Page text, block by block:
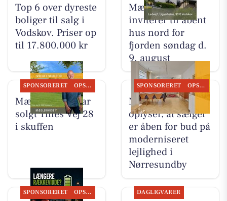
Top 6 over dyreste
boliger til salg i
Vodskov. Priser op
til 17.800.000 kr
Mæglerhuset
inviterer til åbent
hus nord for
fjorden søndag d.
9. august
SPONSORERET OPSLAGSTAVLEN
Mæglerhuset har
solgt Tines Vej 28
i skuffen
SPONSORERET OPSLAGSTAVLEN
Mæglerhuset
oplyser, at sælger
er åben for bud på
moderniseret
lejlighed i
Nørresundby
SPONSORERET OPSLAGSTAVLEN DAGLIGVARER